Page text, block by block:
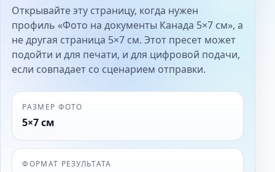
Открывайте эту страницу, когда нужен
профиль «Фото на документы Канада 5×7 см», а
не другая страница 5×7 см. Этот пресет может
подойти и для печати, и для цифровой подачи,
если совпадает со сценарием отправки.
РАЗМЕР ФОТО
5×7 см
ФОРМАТ РЕЗУЛЬТАТА